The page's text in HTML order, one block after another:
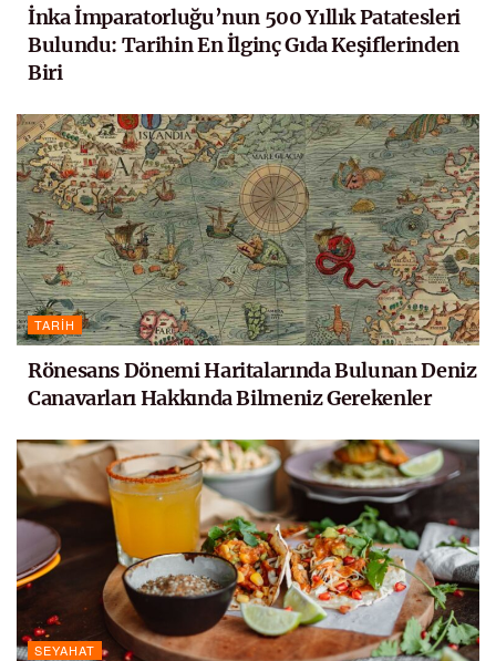
İnka İmparatorluğu’nun 500 Yıllık Patatesleri
Bulundu: Tarihin En İlginç Gıda Keşiflerinden
Biri
TARIH
Rönesans Dönemi Haritalarında Bulunan Deniz
Canavarları Hakkında Bilmeniz Gerekenler
SEYAHAT